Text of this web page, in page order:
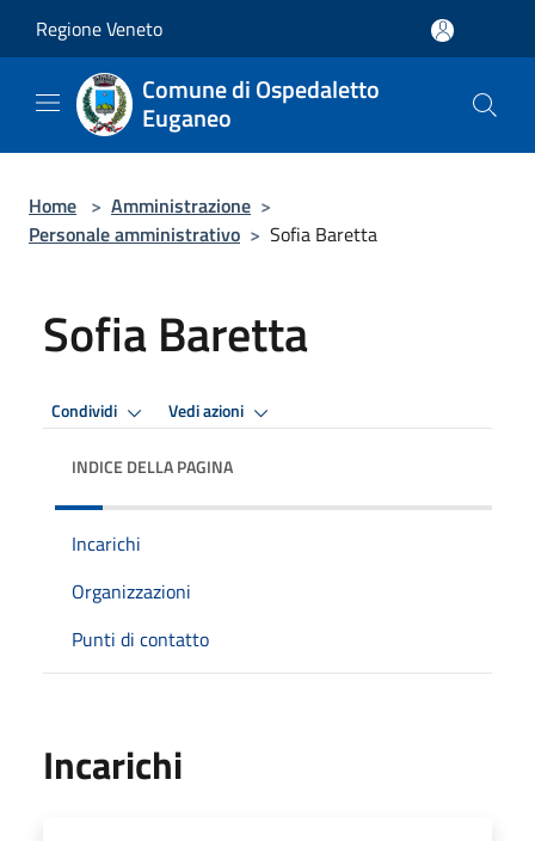
Regione Veneto
Comune di Ospedaletto
Euganeo
Home > Amministrazione >
Personale amministrativo > Sofia Baretta
Sofia Baretta
Condividi Vedi azioni
INDICE DELLA PAGINA
Incarichi
Organizzazioni
Punti di contatto
Incarichi